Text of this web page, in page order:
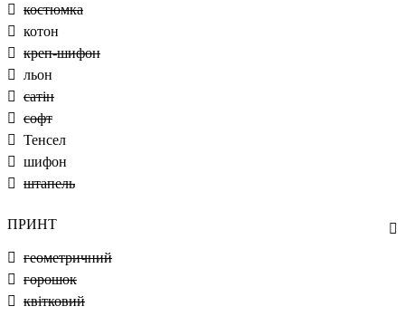
костюмка
котон
креп-шифон
льон
сатін
софт
Тенсел
шифон
штапель
ПРИНТ
геометричний
горошок
квітковий